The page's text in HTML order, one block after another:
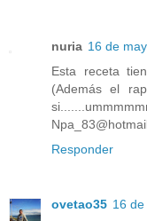
nuria 16 de
Esta receta
(Además el
Responder
ovetao35 16